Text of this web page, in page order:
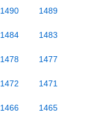
1490 1489
1484 1483
1478 1477
1472 1471
1466 1465